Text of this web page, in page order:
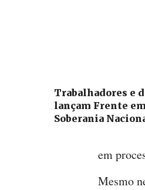
Trabalhadores e
lançam Frente
Soberania
em
Mesmo